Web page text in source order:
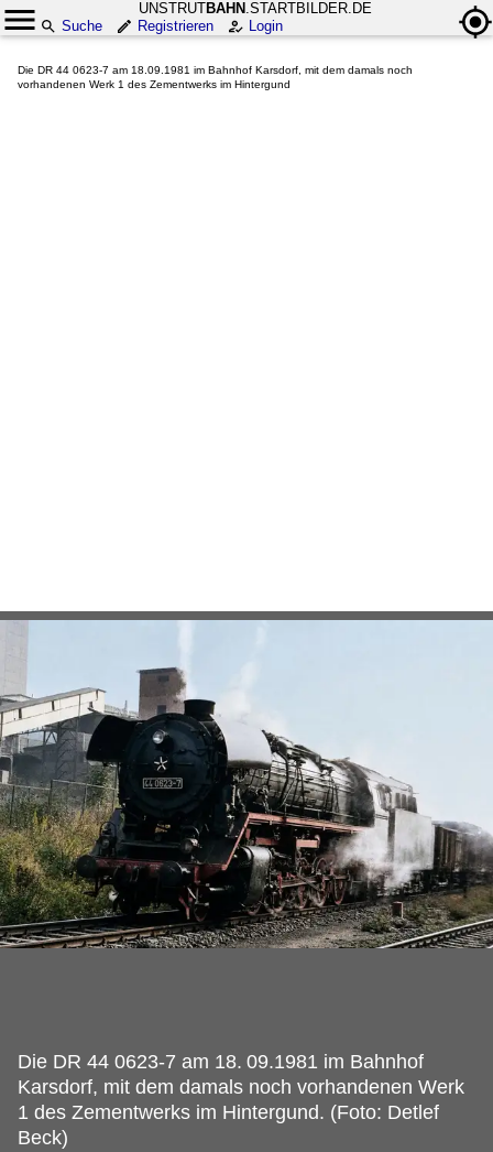
UNSTRUTBAHN .STARTBILDER.DE
Suche
Registrieren Login
Die DR 44 0623-7 am 18.09.1981 im Bahnhof Karsdorf, mit dem damals noch
vorhandenen Werk 1 des Zementwerks im Hintergund
Die DR 44 0623-7 am 18. 09.1981 im Bahnhof
Karsdorf, mit dem damals noch vorhandenen Werk
1 des Zementwerks im Hintergund. (Foto: Detlef
Beck)